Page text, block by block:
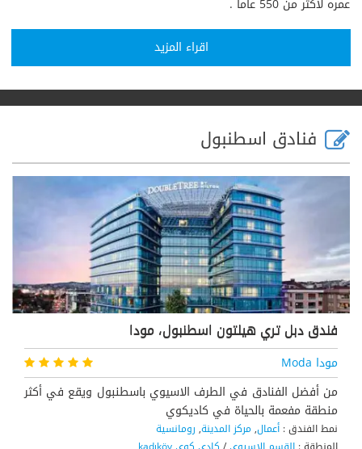
عمره لأكثر من 550 عاماً .
اقراء المزيد
فنادق اسطنبول
فندق دبل تري هيلتون اسطنبول، مودا
مودا Moda
من أفضل الفنادق في الطرف الاسيوي باسطنبول ويقع في أكثر
منطقة مفعمة بالحياة في كاديكوي
نمط الفندق : أعمال, مركز المدينة, رومانسية